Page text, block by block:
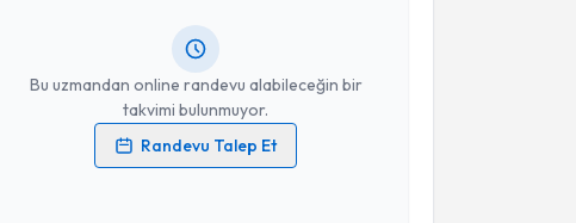
Bu uzmandan online randevu alabileceğin bir
takvimi bulunmuyor.
Randevu Talep Et
Kişisel verilerimin işlenmesine ilişkinAydınlatma Metni